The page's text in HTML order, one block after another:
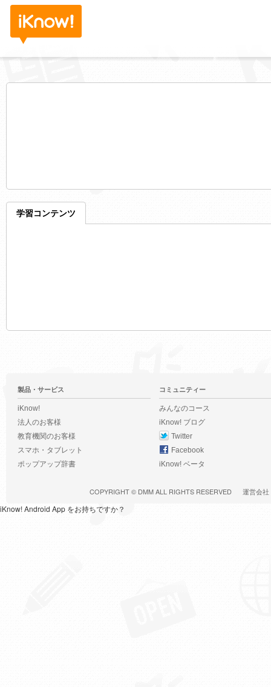
学習コンテンツ
製品・サービス
iKnow!
法人のお客様
教育機関のお客様
スマホ・タブレット
ポップアップ辞書
コミュニティー
みんなのコース
iKnow! ブログ
Twitter
Facebook
iKnow! ベータ
COPYRIGHT © DMMALL RIGHTS RESERVED 運営会社
iKnow! Android App をお持ちですか？